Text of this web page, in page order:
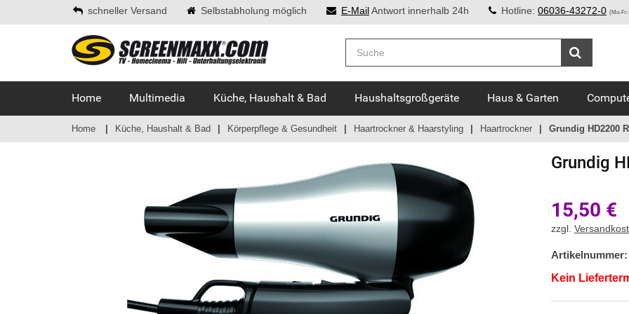
schneller Versand Selbstabholung möglich E-MailAntwort innerhalb 24h Hotline: 06036-43272-0 (Mo-Fr:
Home Multimedia Küche, Haushalt & Bad Haushaltsgroßgeräte Haus & Garten
Home Küche, Haushalt & Bad Körperpflege & Gesundheit Haartrockner & Haarstyling Haartrockner Grundig HD2200
Grundig
15,50 €
zzgl.
Artikelnummer:
Kein